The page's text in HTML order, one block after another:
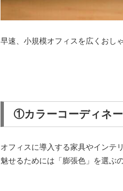
早速、小規模オフィスを広くおし
①カラーコーディネ
オフィスに導入する家具やインテ
魅せるためには「膨張色」を選ぶ